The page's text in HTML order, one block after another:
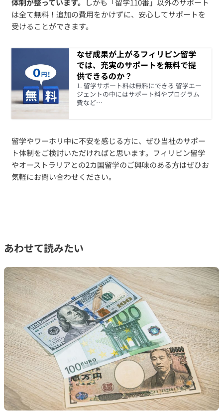
は全て無料！追加の費用をかけずに、安心してサポートを
受けることができます。
なぜ成果が上がるフィリピン留学
では、充実のサポートを無料で提
供できるのか？
1. 留学サポート料は無料にできる 留学エー
ジェントの中にはサポート料やプログラム
費など…
留学やワーホリ中に不安を感じる方に、ぜひ当社のサポー
ト体制をご検討いただければと思います。フィリピン留学
やオーストラリアとの2カ国留学のご興味のある方はぜひお
気軽にお問い合わせください。
あわせて読みたい